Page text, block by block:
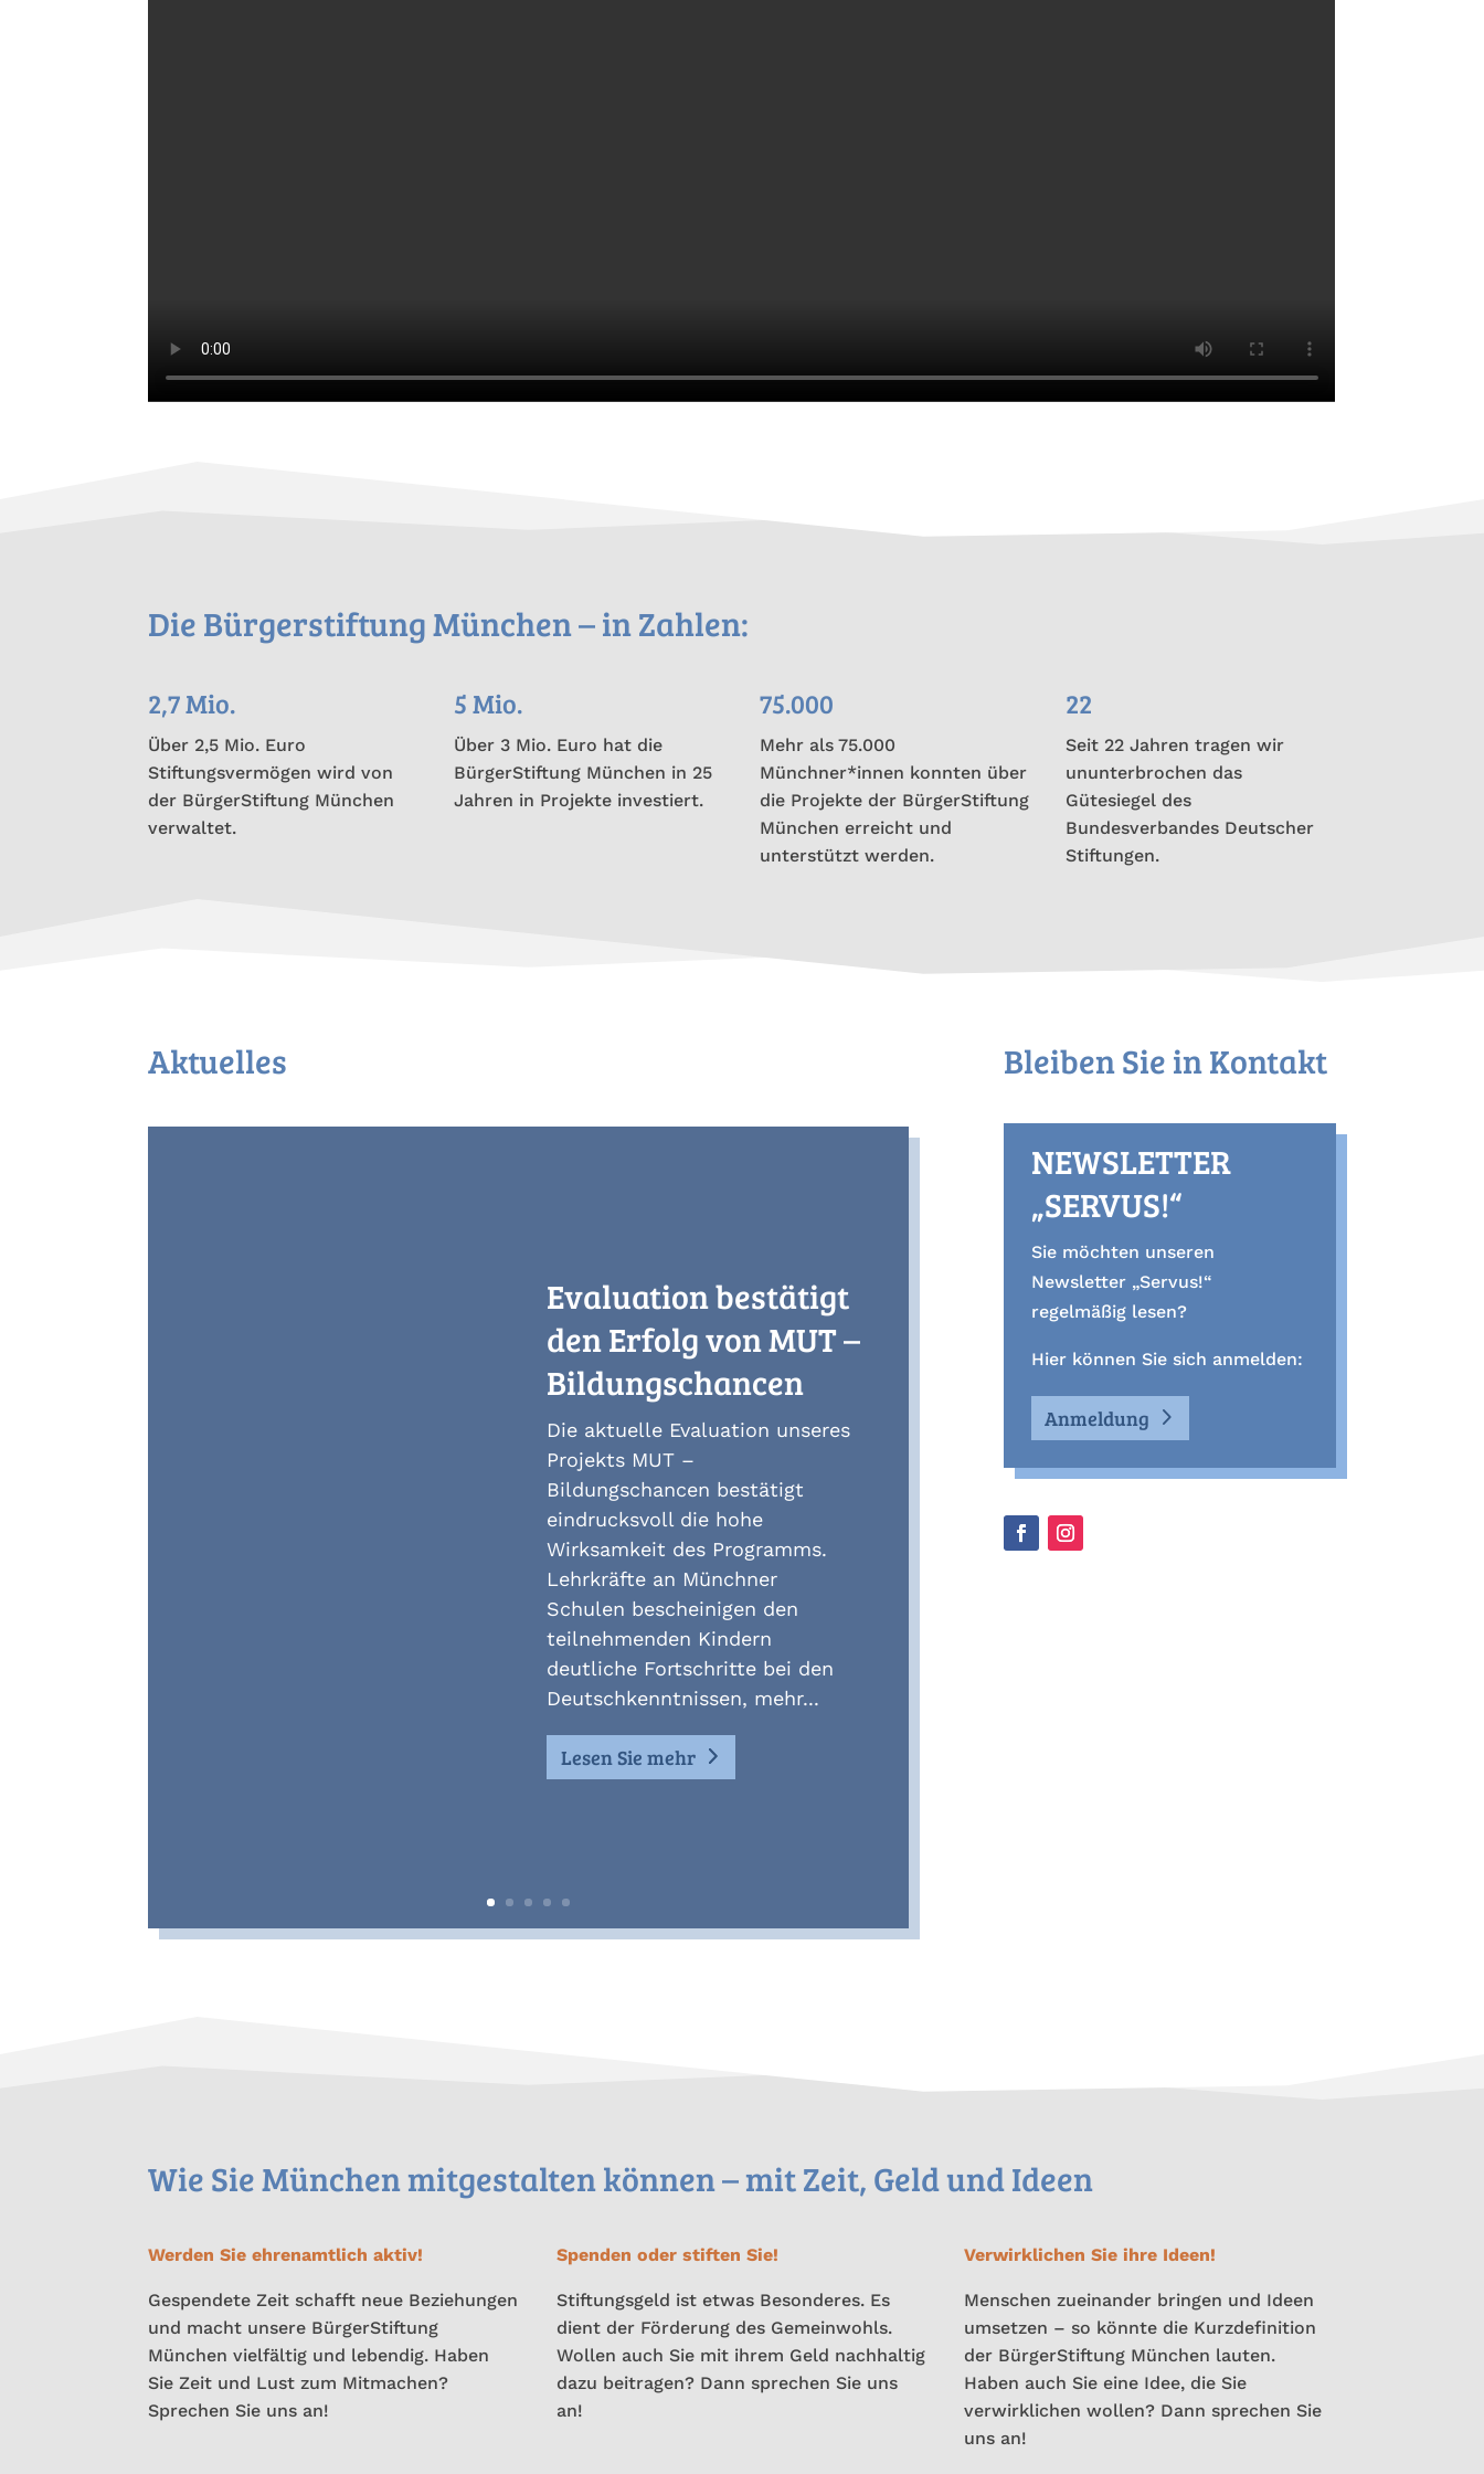
Die Bürgerstiftung München – in Zahlen:
2,7 Mio.
Über 2,5 Mio. Euro
Stiftungsvermögen wird von
der BürgerStiftung München
verwaltet.
5 Mio.
Über 3 Mio. Euro hat die
BürgerStiftung München in 25
Jahren in Projekte investiert.
75.000
Mehr als 75.000
Münchner*innen konnten über
die Projekte der BürgerStiftung
München erreicht und
unterstützt werden.
22
Seit 22 Jahren tragen wir
ununterbrochen das
Gütesiegel des
Bundesverbandes Deutscher
Stiftungen.
Aktuelles
Evaluation bestätigt
den Erfolg von MUT –
Bildungschancen
Die aktuelle Evaluation unseres
Projekts MUT –
Bildungschancen bestätigt
eindrucksvoll die hohe
Wirksamkeit des Programms.
Lehrkräfte an Münchner
Schulen bescheinigen den
teilnehmenden Kindern
deutliche Fortschritte bei den
Deutschkenntnissen, mehr...
Lesen Sie mehr
Bleiben Sie in Kontakt
NEWSLETTER
„SERVUS!“
Sie möchten unseren
Newsletter „Servus!“
regelmäßig lesen?
Hier können Sie sich anmelden:
Anmeldung
Wie Sie München mitgestalten können – mit Zeit, Geld und Ideen
Werden Sie ehrenamtlich aktiv!
Gespendete Zeit schafft neue Beziehungen
und macht unsere BürgerStiftung
München vielfältig und lebendig. Haben
Sie Zeit und Lust zum Mitmachen?
Sprechen Sie uns an!
Spenden oder stiften Sie!
Stiftungsgeld ist etwas Besonderes. Es
dient der Förderung des Gemeinwohls.
Wollen auch Sie mit ihrem Geld nachhaltig
dazu beitragen? Dann sprechen Sie uns
an!
Verwirklichen Sie ihre Ideen!
Menschen zueinander bringen und Ideen
umsetzen – so könnte die Kurzdefinition
der BürgerStiftung München lauten.
Haben auch Sie eine Idee, die Sie
verwirklichen wollen? Dann sprechen Sie
uns an!